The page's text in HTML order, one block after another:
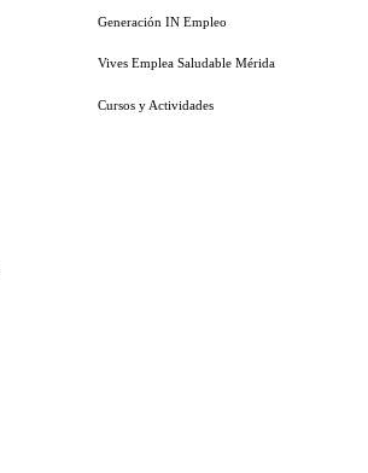
Generación IN Empleo
Vives Emplea Saludable Mérida
Cursos y Actividades